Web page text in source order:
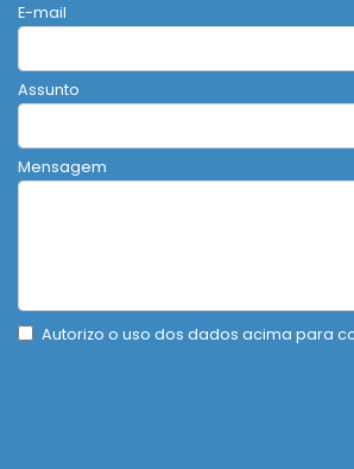
E-mail
Assunto
Mensagem
Autorizo o uso dos dados acima para